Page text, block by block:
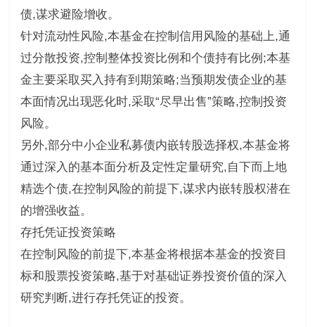
债,谋求避险增收。
针对流动性风险,本基金在控制信用风险的基础上,通
过分散投资,控制整体投资比例和个债持有比例;本基
金主要采取买入持有到期策略;当预期发债企业的基
本面情况出现恶化时,采取“尽早出售”策略,控制投资
风险。
另外,部分中小企业私募债内嵌转股选择权,本基金将
通过深入的基本面分析及定性定量研究,自下而上地
精选个债,在控制风险的前提下,谋求内嵌转股权潜在
的增强收益。
存托凭证投资策略
在控制风险的前提下,本基金将根据本基金的投资目
标和股票投资策略,基于对基础证券投资价值的深入
研究判断,进行存托凭证的投资。